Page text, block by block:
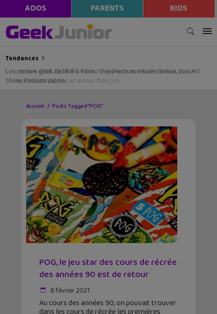
ADOS PARENTS KIDS
Tendances
Les sorties geek de l’été à Paris : One Piece au musée Grévin, Zoo Art
Show, Passion Japon…
Accueil Posts Tagged "POG"
POG, le jeu star des cours de récrée
des années 90 est de retour
8 février 2021
Au cours des années 90, on pouvait trouver